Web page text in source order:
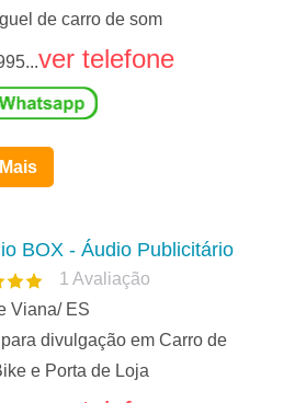
de carro de som
ver telefone
BOX - Áudio Publicitário
1 Avaliação
Viana/ ES
divulgação em Carro de
e Porta de Loja